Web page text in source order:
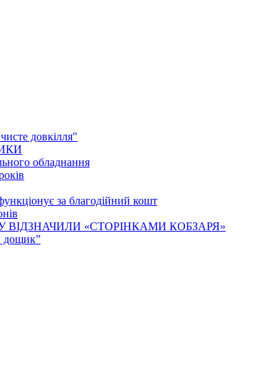
довкілля"
обладнання
за благодійний кошт
«СТОРІНКАМИ КОБЗАРЯ»
дощик”